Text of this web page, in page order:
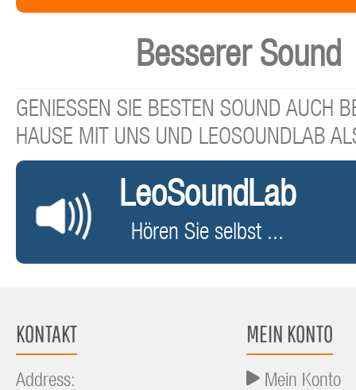
Besserer Sound
GENIESSEN SIE BESTEN SOUND AUCH
HAUSE MIT UNS UND LEOSOUNDLAB
LeoSoundLab
Hören Sie selbst ...
KONTAKT
Address:
MEIN KONTO
Mein Konto